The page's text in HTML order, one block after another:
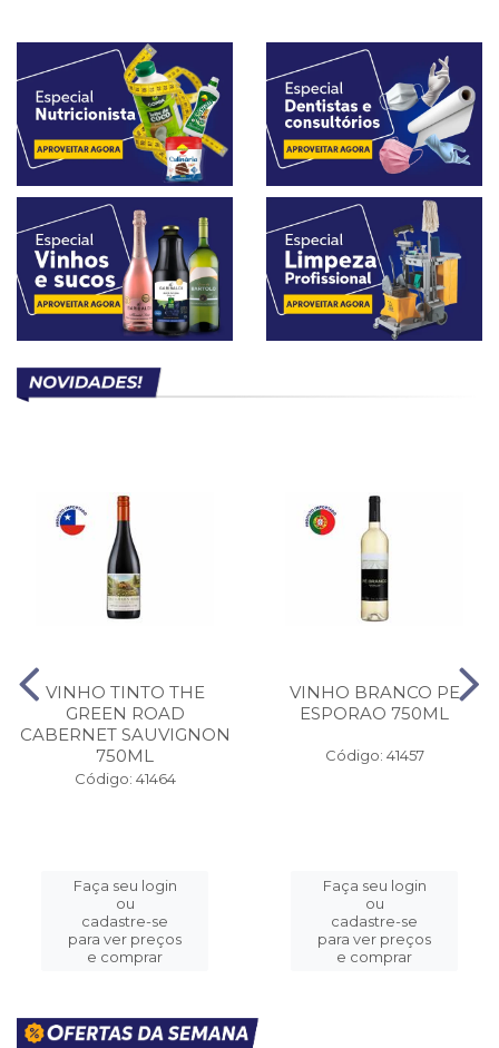
VINHO TINTO THE
GREEN ROAD
CABERNET SAUVIGNON
750ML
Código: 41464
Faça seu login
ou
cadastre-se
para ver preços
e comprar
VINHO BRANCO PE
ESPORAO 750ML
Código: 41457
Faça seu login
ou
cadastre-se
para ver preços
e comprar